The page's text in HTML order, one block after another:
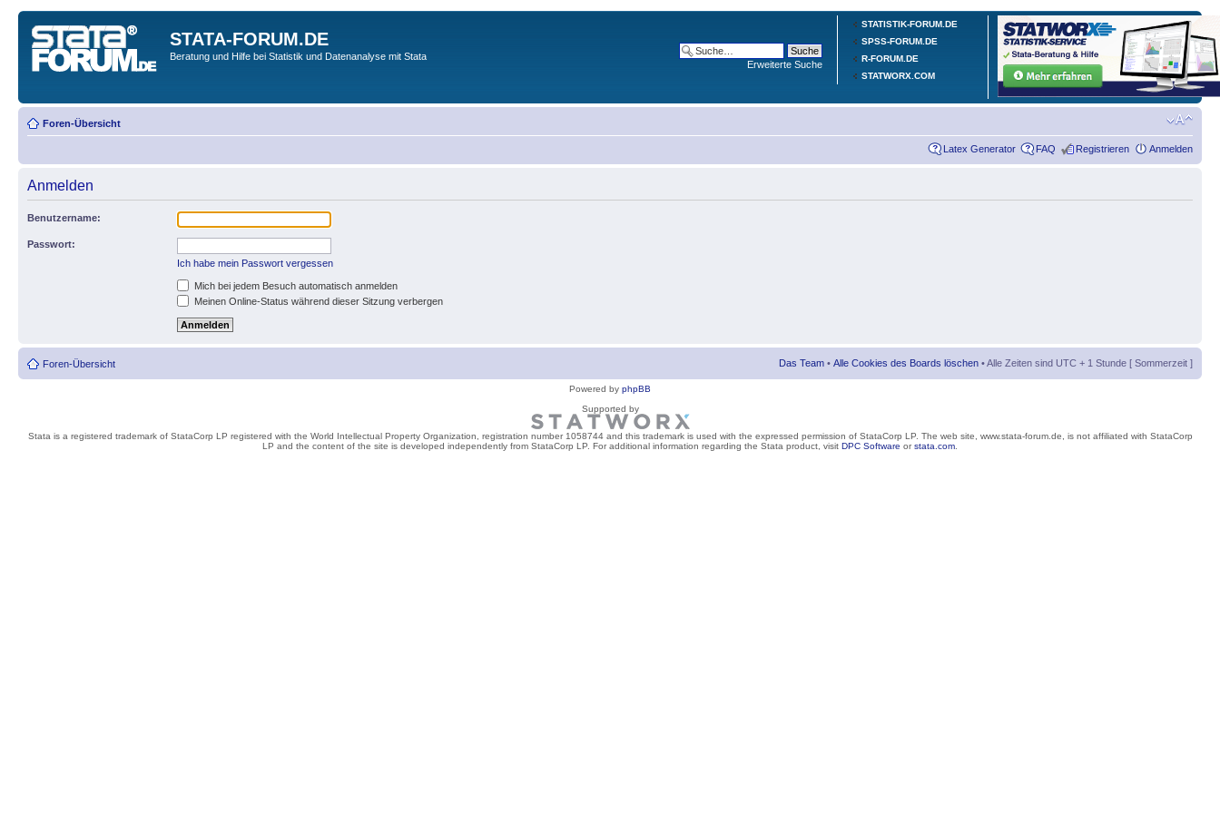
STATISTIK-FORUM.DE
SPSS-FORUM.DE
R-FORUM.DE
STATWORX.COM
STATA-FORUM.DE
Beratung und Hilfe bei Statistik und Datenanalyse mit Stata
Erweiterte Suche
Foren-Übersicht
Latex Generator FAQ Registrieren Anmelden
Anmelden
Benutzername:
Passwort:
Ich habe mein Passwort vergessen
Mich bei jedem Besuch automatisch anmelden
Meinen Online-Status während dieser Sitzung verbergen
Foren-Übersicht Das Team • Alle Cookies des Boards löschen • Alle Zeiten sind UTC + 1 Stunde [ Sommerzeit ]
Powered by phpBB
Supported by
Stata is a registered trademark of StataCorp LP registered with the World Intellectual Property Organization, registration number 1058744 and this trademark is used with the expressed permission of StataCorp LP. The web site, www.stata-forum.de, is not affiliated with StataCorp
LP and the content of the site is developed independently from StataCorp LP. For additional information regarding the Stata product, visit DPC Software orstata.com